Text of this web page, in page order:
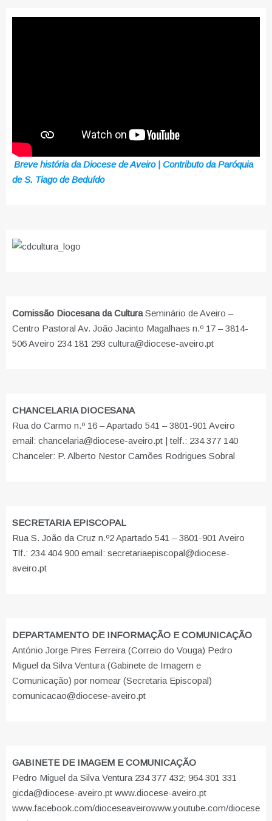
Breve história da Diocese de Aveiro | Contributo da Paróquia
de S. Tiago de Beduído
Comissão Diocesana da CulturaSeminário de Aveiro –
Centro Pastoral Av. João Jacinto Magalhaes n.º 17 – 3814-
506 Aveiro 234 181 293 cultura@diocese-aveiro.pt
CHANCELARIA DIOCESANA
Rua do Carmo n.º 16 – Apartado 541 – 3801-901 Aveiro
email: chancelaria@diocese-aveiro.pt | telf.: 234 377 140
Chanceler: P. Alberto Nestor Camões Rodrigues Sobral
SECRETARIA EPISCOPAL
Rua S. João da Cruz n.º2 Apartado 541 – 3801-901 Aveiro
Tlf.: 234 404 900 email: secretariaepiscopal@diocese-
aveiro.pt
DEPARTAMENTO DE INFORMAÇÃO E COMUNICAÇÃO
António Jorge Pires Ferreira (Correio do Vouga) Pedro
Miguel da Silva Ventura (Gabinete de Imagem e
Comunicação) por nomear (Secretaria Episcopal)
comunicacao@diocese-aveiro.pt
GABINETE DE IMAGEM E COMUNICAÇÃO
Pedro Miguel da Silva Ventura 234 377 432; 964 301 331
gicda@diocese-aveiro.pt www.diocese-aveiro.pt
www.facebook.com/dioceseaveirowww.youtube.com/diocese